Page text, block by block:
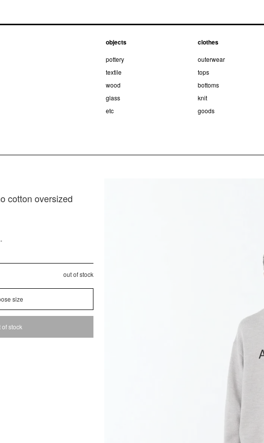
objects
pottery
textile
wood
glass
etc
clothes
outerwear
tops
bottoms
knit
goods
cotton oversized
out of stock
of stock